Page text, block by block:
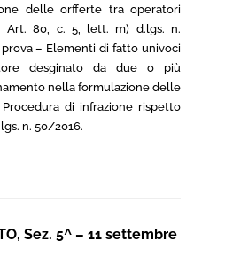
delle orfferte tra operatori
Art. 80, c. 5, lett. m) d.lgs. n.
– Elementi di fatto univoci
desginato da due o più
nella formulazione delle
di infrazione rispetto
n. 50/2016.
Sez. 5^ – 11 settembre